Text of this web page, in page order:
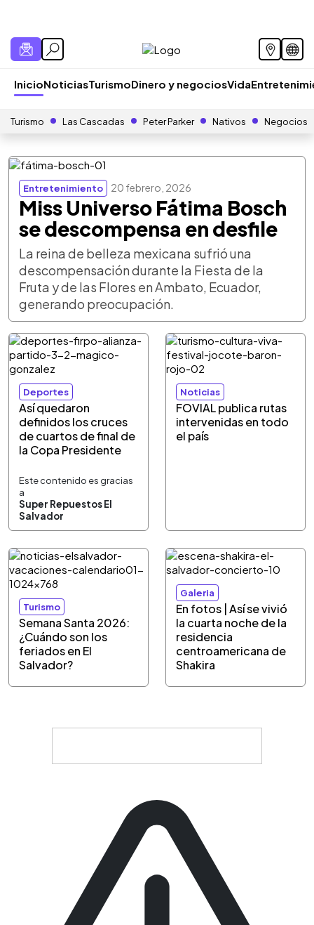
InicioNoticiasTurismoDinero y negociosVida
Turismo Las Cascadas Peter Parker Nativos Negocios
Entretenimiento 20 febrero, 2026
Miss Universo Fátima Bosch
se descompensa en desfile
La reina de belleza mexicana sufrió una
descompensación durante la Fiesta de la
Fruta y de las Flores en Ambato, Ecuador,
generando preocupación.
Deportes
Así quedaron
definidos los cruces
de cuartos de final de
la Copa Presidente
Este contenido es gracias
a
Super Repuestos El
Salvador
Noticias
FOVIAL publica rutas
intervenidas en todo
el país
Turismo
Semana Santa 2026:
¿Cuándo son los
feriados en El
Salvador?
Galeria
En fotos | Así se vivió
la cuarta noche de la
residencia
centroamericana de
Shakira